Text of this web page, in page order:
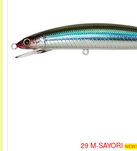
29 M-SAYORI NEW!